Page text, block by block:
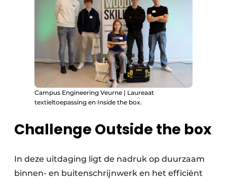
Campus Engineering Veurne | Laureaat
textieltoepassing en Inside the box.
Challenge Outside the box
In deze uitdaging ligt de nadruk op duurzaam
binnen- en buitenschrijnwerk en het efficiënt